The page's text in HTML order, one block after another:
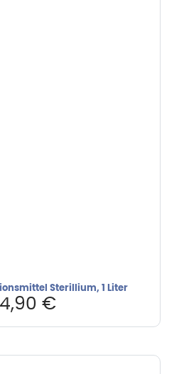
Sterillium, 1 Liter
€